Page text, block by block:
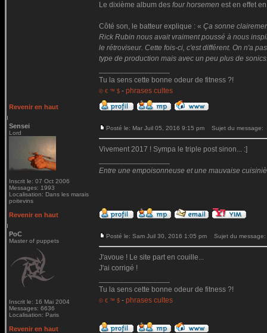
Le dixième album des four horsemen est en effet
Côté son, le batteur explique : « Ça sonne
Rick Rubin nous avait vraiment poussé à nous
le rétroviseur. Cette fois-ci, c'est différent. On n'a
type de production mais avec un peu plus de
Tu la sens cette bonne odeur de fitness ?!
© € ™ $ - phrases cultes
Revenir en haut
Sensei
Lord
Inscrit le: 07 Oct 2006
Messages: 1993
Localisation: Dans les marais
poitevins
Posté le: Mar Juil 05, 2016 9:15 pm Sujet du message:
Vivement 2017 ! Sympa le triple post sinon... :]
Entre une empoisonneuse et une mauvaise
Revenir en haut
PoC
Master of puppets
Inscrit le: 16 Mai 2004
Messages: 6636
Localisation: Paris
Posté le: Sam Juil 30, 2016 1:05 pm Sujet du message:
J'avoue ! Le site part en couille...
J'ai corrigé !
Tu la sens cette bonne odeur de fitness ?!
© € ™ $ - phrases cultes
Revenir en haut